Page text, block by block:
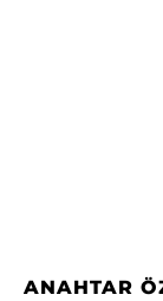
ANAHTAR